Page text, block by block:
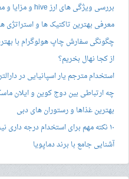
بررسی ویژگی های ارز hive و مزایا و معایب آن
معرفی بهترین تاکتیک ها و استراتژی
چگونگی سفارش چاپ هولوگرام با
از کجا نهال بخریم؟
استخدام مترجم یار اسپانیایی در
چه ارتباطی بین دوج کوین و ایلان
بهترین غذاها و رستوران های دبی
۱۰ نکته مهم برای استخدام درجه داری نیروی انتظامی
آشنایی جامع با برند دماپویا